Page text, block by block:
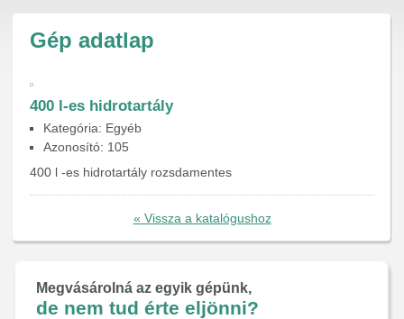
Gép adatlap
400 l-es hidrotartály
Kategória: Egyéb
Azonosító: 105
400 l -es hidrotartály rozsdamentes
« Vissza a katalógushoz
Megvásárolná az egyik gépünk,
de nem tud érte eljönni?